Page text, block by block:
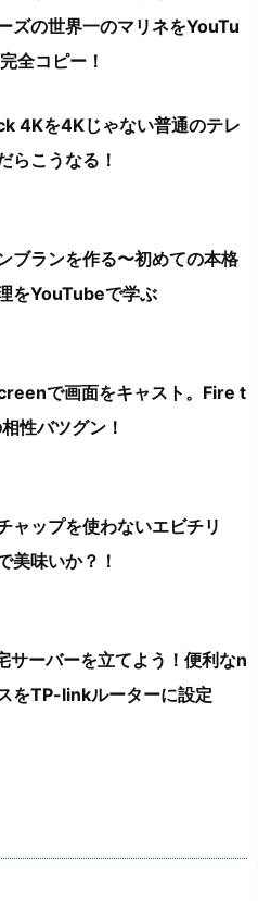
ズの世界一のマリネをYouTu
全コピー！
4Kを4Kじゃない普通のテレ
らこうなる！
ブランを作る〜初めての本格
をYouTubeで学ぶ
で画面をキャスト。Fire t
性バツグン！
ャップを使わないエビチリ
美味いか？！
サーバーを立てよう！便利なn
をTP-linkルーターに設定